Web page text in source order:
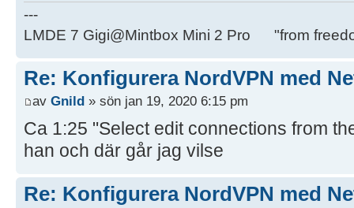
---
LMDE 7 Gigi@Mintbox Mini 2 Pro "from
Re: Konfigurera NordVPN med
av Gnild » sön jan 19, 2020 6:15 pm
Ca 1:25 "Select edit connections from
han och där går jag vilse
Re: Konfigurera NordVPN med